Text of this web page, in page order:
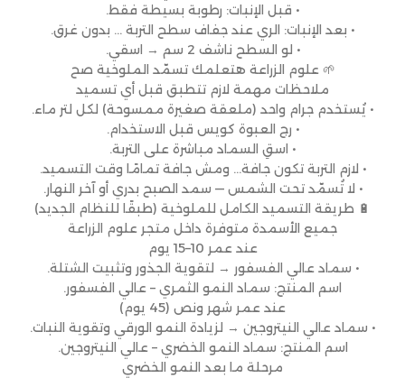
• قبل الإنبات: رطوبة بسيطة فقط.
• بعد الإنبات: الري عند جفاف سطح التربة … بدون غرق.
• لو السطح ناشف 2 سم → اسقي.
🌱 علوم الزراعة هتعلمك تسمّد الملوخية صح
ملاحظات مهمة لازم تتطبق قبل أي تسميد
• يُستخدم جرام واحد (ملعقة صغيرة ممسوحة) لكل لتر ماء.
• رج العبوة كويس قبل الاستخدام.
• اسقِ السماد مباشرة على التربة.
• لازم التربة تكون جافة… ومش جافة تمامًا وقت التسميد.
• لا تُسمّد تحت الشمس — سمد الصبح بدري أو آخر النهار.
🔋 طريقة التسميد الكامل للملوخية (طبقًا للنظام الجديد)
جميع الأسمدة متوفرة داخل متجر علوم الزراعة
عند عمر 10–15 يوم
• سماد عالي الفسفور → لتقوية الجذور وتثبيت الشتلة.
اسم المنتج: سماد النمو الثمري – عالي الفسفور.
عند عمر شهر ونص (45 يوم)
• سماد عالي النيتروجين → لزيادة النمو الورقي وتقوية النبات.
اسم المنتج: سماد النمو الخضري – عالي النيتروجين.
مرحلة ما بعد النمو الخضري